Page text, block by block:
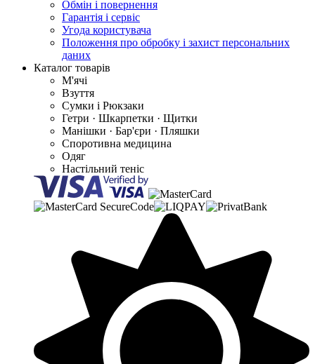
Обмін і повернення
Гарантія і сервіс
Угода користувача
Положення про обробку і захист персональних
даних
Каталог товарів
М'ячі
Взуття
Сумки і Рюкзаки
Гетри · Шкарпетки · Щитки
Манішки · Бар'єри · Пляшки
Споротивна медицина
Одяг
Настільний теніс